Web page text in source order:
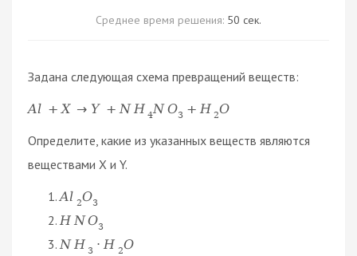
Среднее время решения: 50 сек.
Задана следующая схема превращений веществ:
Al + X → Y + N H 4N O3 + H 2O
Определите, какие из указанных веществ являются
веществами X и Y.
Al 2O3
H NO3
N H 3 · H 2O